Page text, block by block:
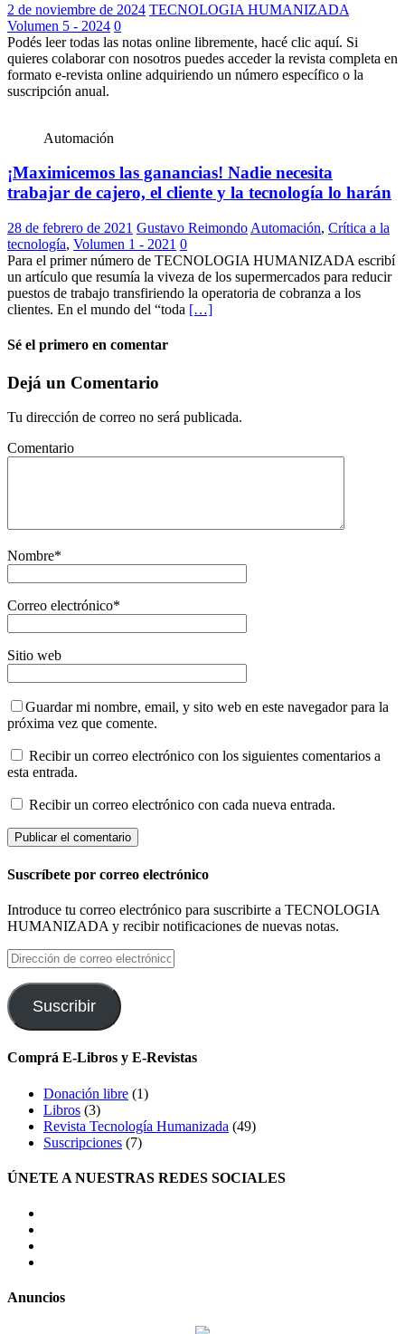
2 de noviembre de 2024 TECNOLOGIA HUMANIZADA
Volumen 5 - 2024 0
Podés leer todas las notas online libremente, hacé clic aquí. Si
quieres colaborar con nosotros puedes acceder la revista completa en
formato e-revista online adquiriendo un número específico o la
suscripción anual.
Automación
¡Maximicemos las ganancias! Nadie necesita
trabajar de cajero, el cliente y la tecnología lo harán
28 de febrero de 2021 Gustavo Reimondo Automación, Crítica a la
tecnología, Volumen 1 - 2021 0
Para el primer número de TECNOLOGIA HUMANIZADA escribí
un artículo que resumía la viveza de los supermercados para reducir
puestos de trabajo transfiriendo la operatoria de cobranza a los
clientes. En el mundo del “toda […]
Sé el primero en comentar
Dejá un Comentario
Tu dirección de correo no será publicada.
Comentario
Nombre*
Correo electrónico*
Sitio web
Guardar mi nombre, email, y sito web en este navegador para la
próxima vez que comente.
Recibir un correo electrónico con los siguientes comentarios a
esta entrada.
Recibir un correo electrónico con cada nueva entrada.
Suscríbete por correo electrónico
Introduce tu correo electrónico para suscribirte a TECNOLOGIA
HUMANIZADA y recibir notificaciones de nuevas notas.
Dirección
de
correo
electrónico
Suscribir
Comprá E-Libros y E-Revistas
Donación libre (1)
Libros (3)
Revista Tecnología Humanizada (49)
Suscripciones (7)
ÚNETE A NUESTRAS REDES SOCIALES
Anuncios